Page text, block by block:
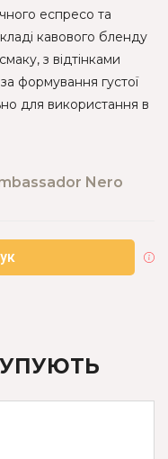
еспресо та
кавового бленду
з відтінками
формування густої
для використання в
Nero